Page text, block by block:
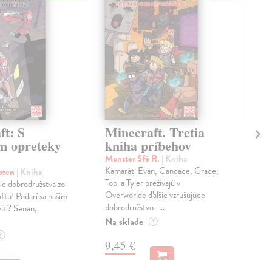
S
opreteky
| Kniha
dobrodružstva zo
Podarí sa našim
Senan,
Minecraft. Tretia
kniha príbehov
Monster Sfé R. | Kniha
Kamaráti Evan, Candace, Grace,
Tobi a Tyler prežívajú v
Overworlde ďalšie vzrušujúce
dobrodružstvo -...
Na sklade ?
9,45 €